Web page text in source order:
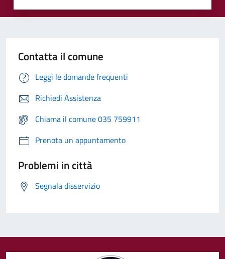
Contatta il comune
Leggi le domande frequenti
Richiedi Assistenza
Chiama il comune 035 759911
Prenota un appuntamento
Problemi in città
Segnala disservizio